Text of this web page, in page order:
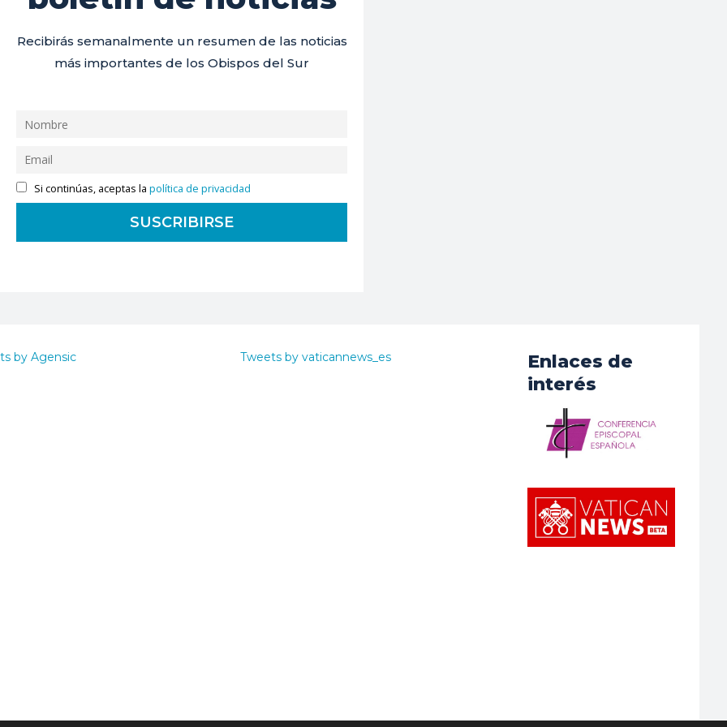
Recibirás semanalmente un resumen de las noticias
más importantes de los Obispos del Sur
Si continúas, aceptas lapolítica de privacidad
by Agensic Tweets by vaticannews_es
Enlaces de
interés